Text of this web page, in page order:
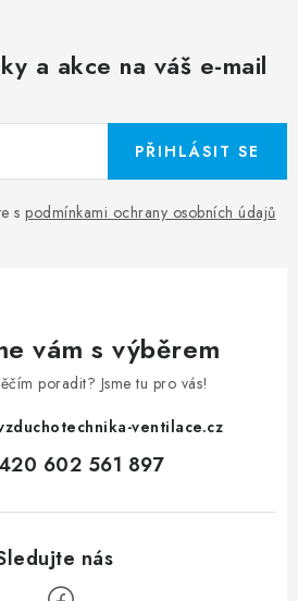
a akce na váš e-mail
s podmínkami ochrany osobních údajů
PŘIHLÁSIT SE
vám s výběrem
poradit? Jsme tu pro vás!
ventilace.cz
602 561 897